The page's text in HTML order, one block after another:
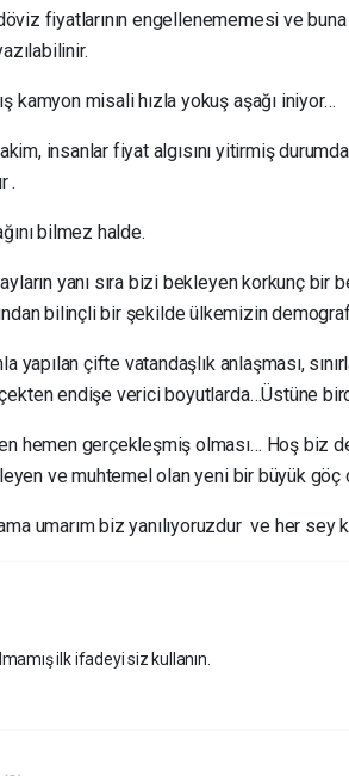
fiyatlarının engellenememesi ve buna
kamyon misali hızla yokuş aşağı iniyor…
insanlar fiyat algısını yitirmiş
.
bilmez halde.
yanı sıra bizi bekleyen korkunç bir
bilinçli bir şekilde ülkemizin
yapılan çifte vatandaşlık anlaşması,
endişe verici boyutlarda…Üstüne
hemen gerçekleşmiş olması… Hoş biz
ve muhtemel olan yeni bir büyük göç
umarım biz yanılıyoruzdur ve her sey
ilk ifadeyi siz kullanın.